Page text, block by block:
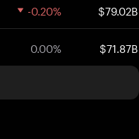
-0.20% $79.02B
0.00% $71.87B